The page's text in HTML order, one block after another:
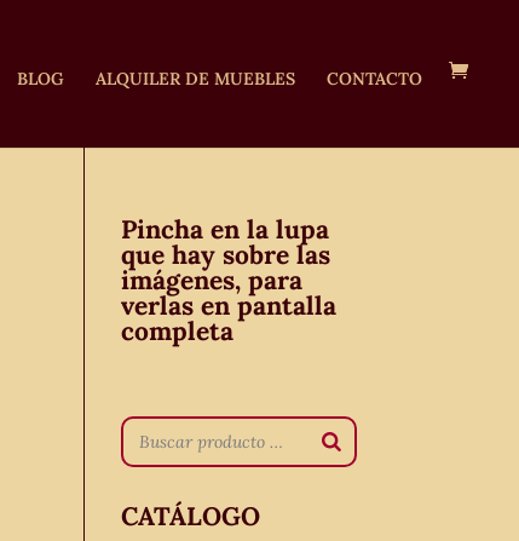
BLOG ALQUILER DE MUEBLES CONTACTO
Pincha en la lupa
que hay sobre las
imágenes, para
verlas en pantalla
completa
CATÁLOGO